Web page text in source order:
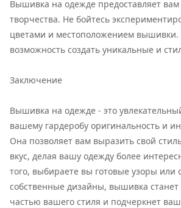
Вышивка на одежде предоставляет вам
творчества. Не бойтесь
цветами и местоположением вышивки.
возможность создать уникальные и
Заключение
Вышивка на одежде - это
вашему гардеробу оригинальность и
Она позволяет вам выразить свой
вкус, делая вашу одежду более
того, выбираете вы готовые узоры или
собственные дизайны, вышивка
частью вашего стиля и подчеркнет